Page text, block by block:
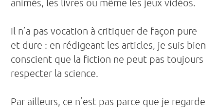
animés, les livres ou même les jeux vidéos.
Il n’a pas vocation à critiquer de façon pure
et dure : en rédigeant les articles, je suis bien
conscient que la fiction ne peut pas toujours
respecter la science.
Par ailleurs, ce n’est pas parce que je regarde